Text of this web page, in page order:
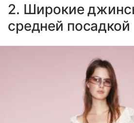
2. Широкие
средней посадкой